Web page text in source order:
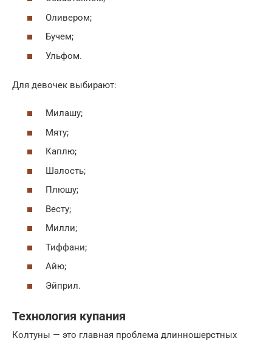
Оливером;
Бучем;
Ульфом.
Для девочек выбирают:
Милашу;
Мяту;
Каплю;
Шалость;
Плюшу;
Весту;
Милли;
Тиффани;
Айю;
Эйприл.
Технология купания
Колтуны — это главная проблема длинношерстных